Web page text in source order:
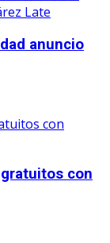
anuncio
con